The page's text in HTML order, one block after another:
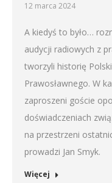
12 marca 2024
A kiedyś to było…
audycji radiowych z
tworzyli historię
Prawosławnego. W
zaproszeni goście
doświadczeniach
na przestrzeni
prowadzi Jan Smyk.
Więcej